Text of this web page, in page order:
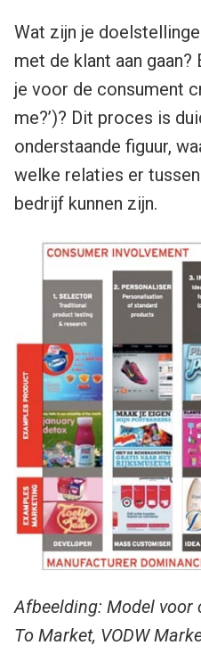
Wat zijn je
met de klant aan
je voor de consument
me?’)? Dit proces is
onderstaande figuur,
welke relaties er
bedrijf kunnen zijn.
Afbeelding: Model voor
To Market, VODW